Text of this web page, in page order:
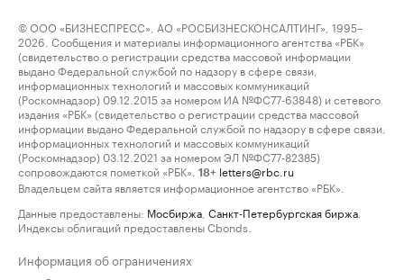
© ООО «БИЗНЕСПРЕСС», АО «РОСБИЗНЕСКОНСАЛТИНГ», 1995–
2026. Сообщения и материалы информационного агентства «РБК»
(свидетельство о регистрации средства массовой информации
выдано Федеральной службой по надзору в сфере связи,
информационных технологий и массовых коммуникаций
(Роскомнадзор) 09.12.2015 за номером ИА №ФС77-63848) и сетевого
издания «РБК» (свидетельство о регистрации средства массовой
информации выдано Федеральной службой по надзору в сфере связи,
информационных технологий и массовых коммуникаций
(Роскомнадзор) 03.12.2021 за номером ЭЛ №ФС77-82385)
сопровождаются пометкой «РБК».
18+ letters@rbc.ru
Владельцем сайта является информационное агентство «РБК».
Данные предоставлены: Мосбиржа Санкт-Петербургская биржа
Индексы облигаций предоставлены Cbonds.
Информация об ограничениях